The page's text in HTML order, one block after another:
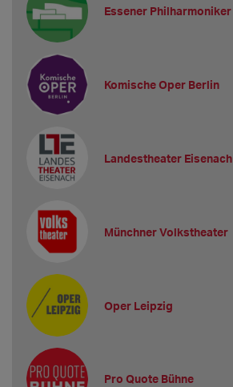
Essener Philharmoniker
Komische Oper Berlin
Landestheater Eisenach
Münchner Volkstheater
Oper Leipzig
Pro Quote Bühne